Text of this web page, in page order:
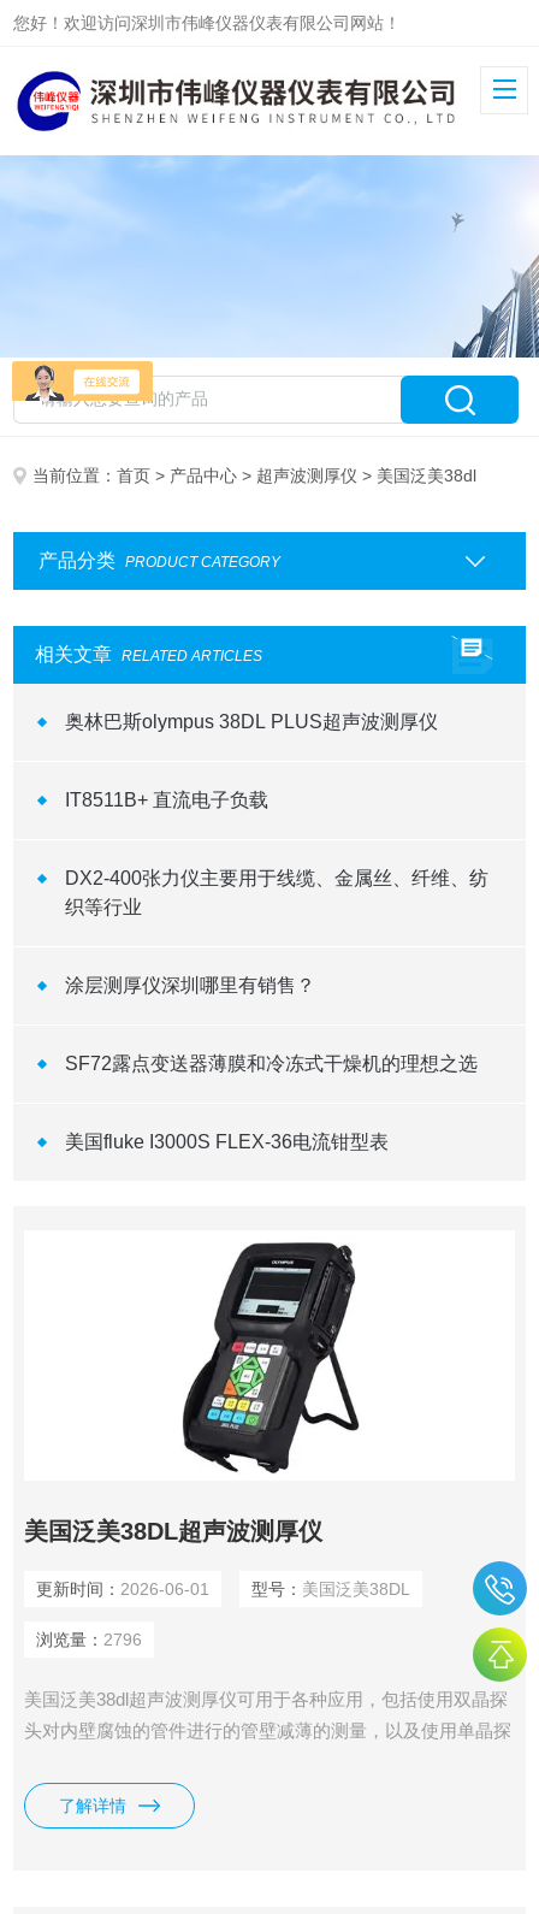
您好！欢迎访问深圳市伟峰仪器仪表有限公司网站！
当前位置：首页 > 产品中心 > 超声波测厚仪 > 美国泛美38dl
产品分类 PRODUCT CATEGORY
相关文章 RELATED ARTICLES
奥林巴斯olympus 38DL PLUS超声波测厚仪
IT8511B+ 直流电子负载
DX2-400张力仪主要用于线缆、金属丝、纤维、纺
织等行业
涂层测厚仪深圳哪里有销售？
SF72露点变送器薄膜和冷冻式干燥机的理想之选
美国fluke I3000S FLEX-36电流钳型表
美国泛美38DL超声波测厚仪
更新时间： 2026-06-01 型号： 美国泛美38DL
浏览量： 2796
美国泛美38dl超声波测厚仪可用于各种应用，包括使用双晶探
头对内壁腐蚀的管件进行的管壁减薄的测量，以及使用单晶探
了解详情